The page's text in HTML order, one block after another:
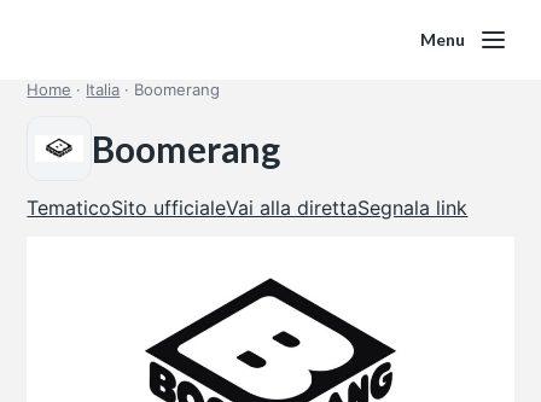
Menu
Home · Italia · Boomerang
Boomerang
TematicoSito ufficialeVai alla direttaSegnala link